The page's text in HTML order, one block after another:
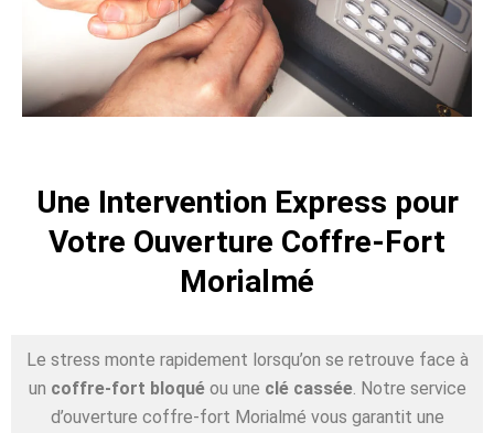
Une Intervention Express pour
Votre Ouverture Coffre-Fort
Morialmé
Le stress monte rapidement lorsqu’on se retrouve face à
un coffre-fort bloquéou une clé cassée. Notre service
d’ouverture coffre-fort Morialmé vous garantit une